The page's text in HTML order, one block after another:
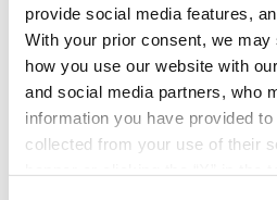
provide social media features,
With your prior consent, we may
how you use our website with
and social media partners, who
information you have provided
collected from your use of their
Ciò pesa anche sull'ambiente:
miliardi di animali nel mondo,
serra in atmosfera, un
rispetto a quello rilevato nel
periodo la produzione annuale
quasi cinque volte e quella di
quasi 11 volte, avendo la sua